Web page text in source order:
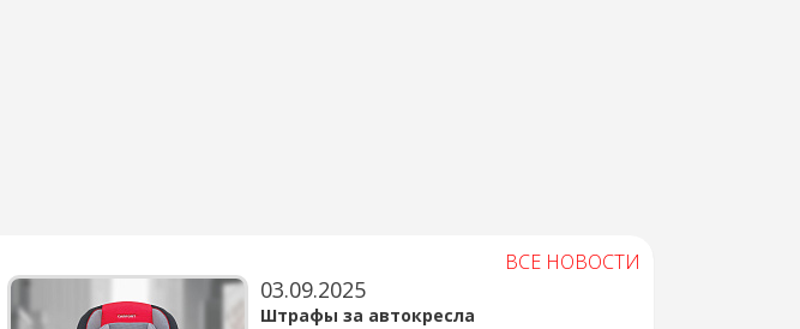
ВСЕ НОВОСТИ
03.09.2025
Штрафы за автокресла